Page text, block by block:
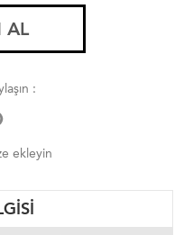
AL
:
ekleyin